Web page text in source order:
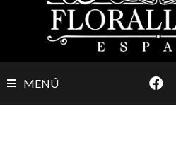
MENÚ